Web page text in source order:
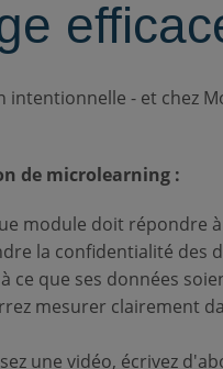
- et chez
de microlearning :
module doit répondre
la confidentialité des
que ses données
mesurer clairement
une vidéo, écrivez